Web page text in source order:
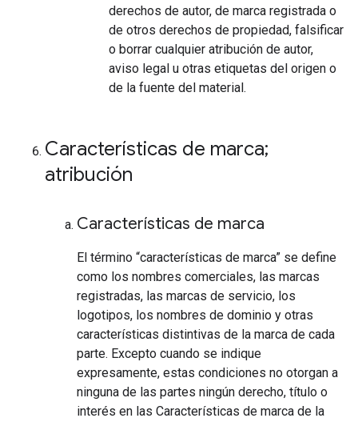
derechos de autor, de marca registrada o
de otros derechos de propiedad, falsificar
o borrar cualquier atribución de autor,
aviso legal u otras etiquetas del origen o
de la fuente del material.
Características de marca;
atribución
Características de marca
El término “características de marca” se define
como los nombres comerciales, las marcas
registradas, las marcas de servicio, los
logotipos, los nombres de dominio y otras
características distintivas de la marca de cada
parte. Excepto cuando se indique
expresamente, estas condiciones no otorgan a
ninguna de las partes ningún derecho, título o
interés en las Características de marca de la